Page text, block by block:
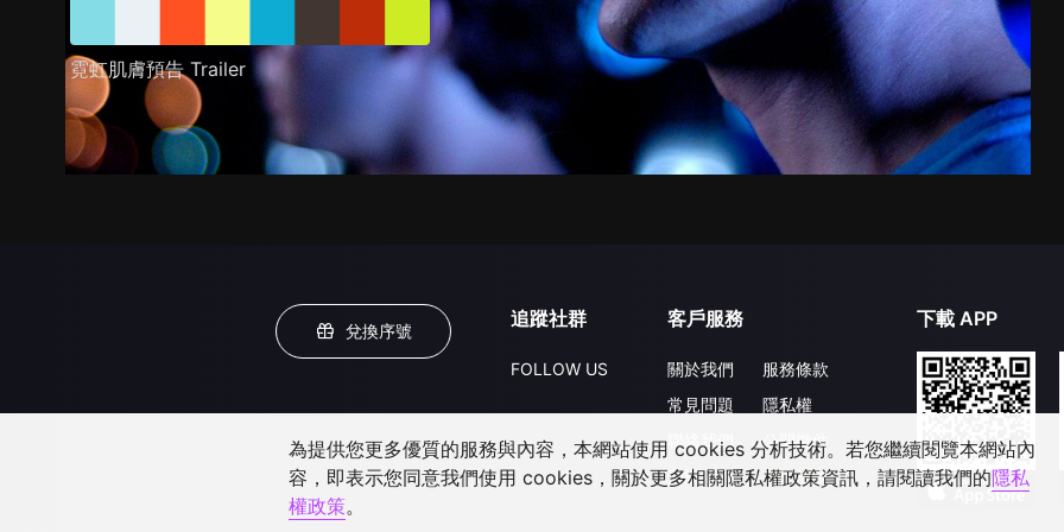
霓虹肌膚預告 Trailer
兌換序號
追蹤社群
FOLLOW US
客戶服務
關於我們
常見問題
聯絡我們
升級VIP
服務條款
隱私權
公開徵件
合作洽談
下載 APP
為提供您更多優質的服務與內容，本網站使用 cookies 分析技術。若您繼續閱覽本網站內
容，即表示您同意我們使用 cookies，關於更多相關隱私權政策資訊，請閱讀我們的隱私
權政策。